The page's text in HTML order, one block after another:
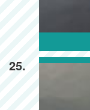
25.